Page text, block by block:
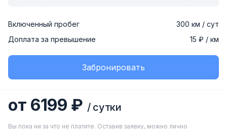
Включенный пробег
300 км / сут
Доплата за превышение
15 ₽ / км
Забронировать
от 6199 ₽ / сутки
Вы пока ни за что не платите. Оставив заявку, можно лично